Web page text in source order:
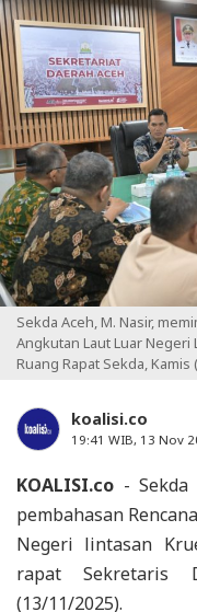
Sekda Aceh, M. Nasir,
Angkutan Laut Luar
Ruang Rapat Sekda, Kamis
koalisi.co
19:41 WIB, 13 Nov
KOALISI.co -
pembahasan
Negeri lintasan
rapat Sekretaris
(13/11/2025).